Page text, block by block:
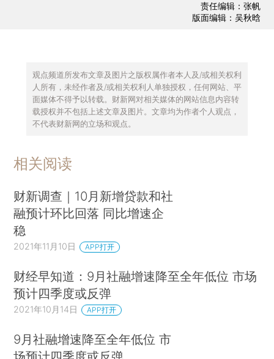
责任编辑：张帆
版面编辑：吴秋晗
观点频道所发布文章及图片之版权属作者本人及/或相关权利
人所有，未经作者及/或相关权利人单独授权，任何网站、平
面媒体不得予以转载。财新网对相关媒体的网站信息内容转
载授权并不包括上述文章及图片。文章均为作者个人观点，
不代表财新网的立场和观点。
相关阅读
财新调查｜10月新增贷款和社
融预计环比回落 同比增速企
稳
2021年11月10日 APP打开
财经早知道：9月社融增速降至全年低位 市场
预计四季度或反弹
2021年10月14日 APP打开
9月社融增速降至全年低位 市